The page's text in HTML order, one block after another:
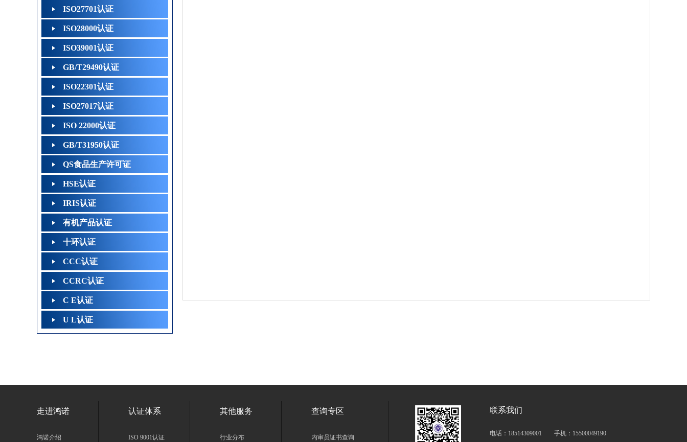
ISO27701认证
ISO28000认证
ISO39001认证
GB/T29490认证
ISO22301认证
ISO27017认证
ISO 22000认证
GB/T31950认证
QS食品生产许可证
HSE认证
IRIS认证
有机产品认证
十环认证
CCC认证
CCRC认证
C E认证
U L认证
走进鸿诺
鸿诺介绍
认证体系
ISO 9001认证
其他服务
行业分布
查询专区
内审员证书查询
联系我们
电话：18514309001 手机：15500049190